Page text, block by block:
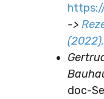
->
doc-